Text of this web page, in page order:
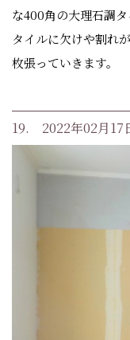
な400角の大理石調タ
タイルに欠けや割れ
枚張っていきます。
19. 2022年02月17